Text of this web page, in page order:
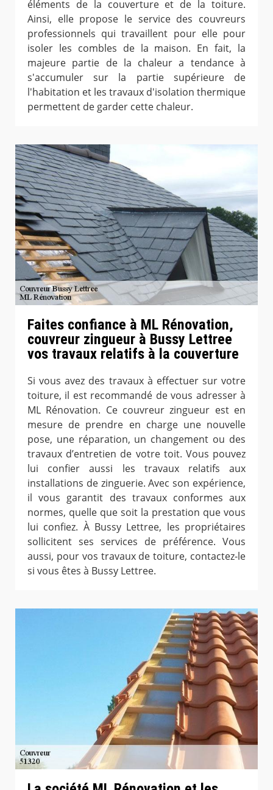
éléments de la couverture et de la toiture.
Ainsi, elle propose le service des couvreurs
professionnels qui travaillent pour elle pour
isoler les combles de la maison. En fait, la
majeure partie de la chaleur a tendance à
s'accumuler sur la partie supérieure de
l'habitation et les travaux d'isolation thermique
permettent de garder cette chaleur.
Faites confiance à ML Rénovation,
couvreur zingueur à Bussy Lettree
vos travaux relatifs à la couverture
Si vous avez des travaux à effectuer sur votre
toiture, il est recommandé de vous adresser à
ML Rénovation. Ce couvreur zingueur est en
mesure de prendre en charge une nouvelle
pose, une réparation, un changement ou des
travaux d’entretien de votre toit. Vous pouvez
lui confier aussi les travaux relatifs aux
installations de zinguerie. Avec son expérience,
il vous garantit des travaux conformes aux
normes, quelle que soit la prestation que vous
lui confiez. À Bussy Lettree, les propriétaires
sollicitent ses services de préférence. Vous
aussi, pour vos travaux de toiture, contactez-le
si vous êtes à Bussy Lettree.